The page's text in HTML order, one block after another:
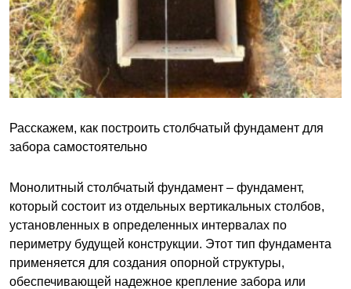
Расскажем, как построить столбчатый фундамент для
забора самостоятельно
Монолитный столбчатый фундамент – фундамент,
который состоит из отдельных вертикальных столбов,
установленных в определенных интервалах по
периметру будущей конструкции. Этот тип фундамента
применяется для создания опорной структуры,
обеспечивающей надежное крепление забора или